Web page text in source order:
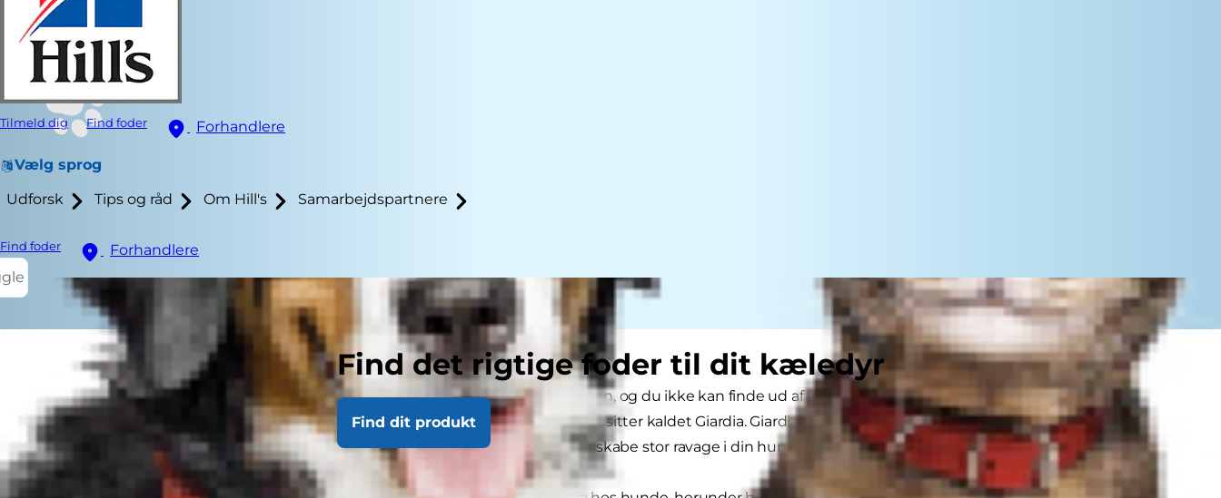
Tilmeld dig Find foder Forhandlere
Vælg sprog
Udforsk Tips og råd Om Hill's Samarbejdspartnere
Find foder
Forhandlere
Find det rigtige foder til dit kæledyr
Find dit produkt
Hvis din hund har problemer med maven, og du ikke kan finde ud af årsagen, kan den have giardiasis,
der er en infektion forårsaget af små parasitter kaldet Giardia. Giardia er en af de mest almindelige
tarmparasitter hos hunde, men de kan skabe stor ravage i din hunds fordøjelsessystem.